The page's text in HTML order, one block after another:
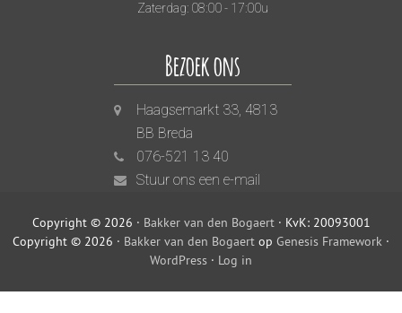
Zaterdag: 08:00 - 17:00u
Bezoek ons
Haagsemarkt 33, 4813
BB Breda
076-521 13 40
Stuur ons een e-mail
Copyright © 2026 · Bakker van den Bogaert· KvK: 20093001
Copyright © 2026 · Bakker van den Bogaert op Genesis Framework ·
WordPress · Log in